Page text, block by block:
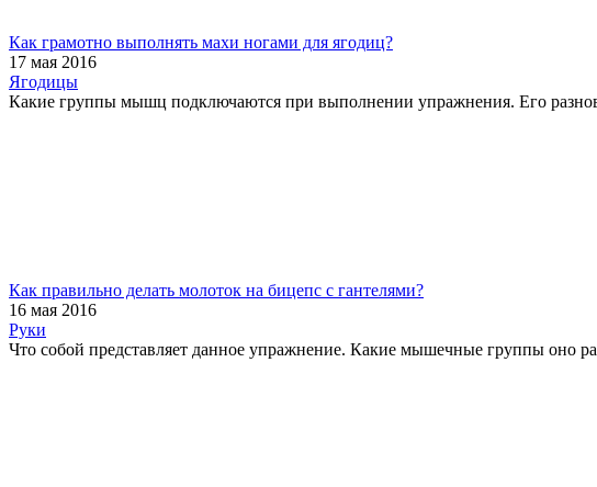
Как грамотно выполнять махи ногами для ягодиц?
17 мая 2016
Ягодицы
Какие группы мышц подключаются при выполнении упражнения. Его
Как правильно делать молоток на бицепс с гантелями?
16 мая 2016
Руки
Что собой представляет данное упражнение. Какие мышечные группы оно